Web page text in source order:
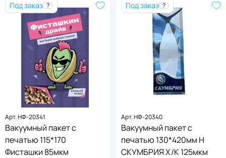
Ширина,мм
от до
Длина,мм
от до
Толщина
80
125
Статус товара
В наличии
Применить
Арт.НФ-20341
Вакуумный пакет с
печатью 115*170
Фисташки 85мкм
Под заказ ?
Арт.НФ-20340
Вакуумный пакет с
печатью 130*420мм Н
СКУМБРИЯ Х/К 125мкм
Под заказ ?